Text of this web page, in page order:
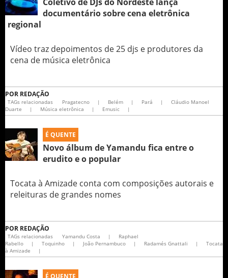
documentário sobre cena eletrônica
regional
Vídeo traz depoimentos de 25 djs e produtores da
cena de música eletrônica
POR REDAÇÃO
TAGs relacionadas Pragatecno | Belém | Pará |
Cláudio Manoel
Duarte
| Música eletrônica | Emusic |
É QUENTE
Novo álbum de Yamandu fica entre o
erudito e o popular
Tocata à Amizade conta com composições autorais e
releituras de grandes nomes
POR REDAÇÃO
TAGs relacionadas Yamandu Costa |
Raphael
Rabello
| Toquinho | João Pernambuco | Radamés Gnattali |
Tocata
à Amizade
|
É QUENTE